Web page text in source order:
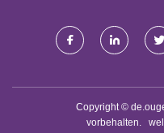
Copyright ©
vorbehalten.